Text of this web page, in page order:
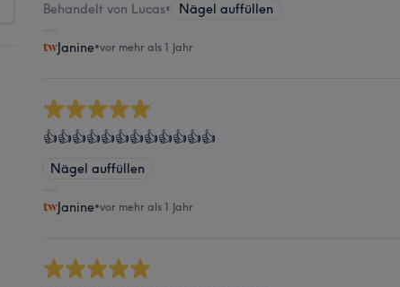
Behandelt von Lucas• Nägel auffüllen
Janine•vor mehr als 1 Jahr
👍👍👍👍👍👍👍👍👍👍👍👍
Nägel auffüllen
Janine•vor mehr als 1 Jahr